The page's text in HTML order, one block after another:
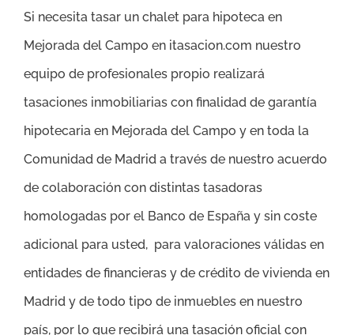
Si necesita tasar un chalet para hipoteca en
Mejorada del Campo en itasacion.com nuestro
equipo de profesionales propio realizará
tasaciones inmobiliarias con finalidad de garantía
hipotecaria en Mejorada del Campo y en toda la
Comunidad de Madrid a través de nuestro acuerdo
de colaboración con distintas tasadoras
homologadas por el Banco de España y sin coste
adicional para usted, para valoraciones válidas en
entidades de financieras y de crédito de vivienda en
Madrid y de todo tipo de inmuebles en nuestro
país, por lo que recibirá una tasación oficial con